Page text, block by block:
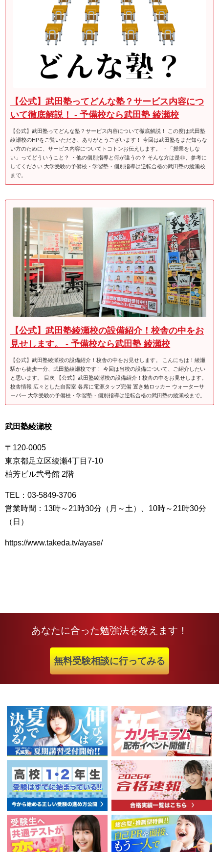
【公式】武田塾ってどんな塾？サービス内容につ
いて徹底解説！ - 予備校なら武田塾 綾瀬校
【公式】武田塾ってどんな塾？サービス内容について徹底解説！ この度は武田塾
綾瀬校のHPをご覧いただき、ありがとうございます！ 今回は武田塾をまだ知らな
い方のために、サービス内容についてトコトンお伝えします。 ・「授業をしな
い」ってどういうこと？ ・他の個別指導と何が違うの？ そんな方は是非、参考に
してください 大学受験の予備校・学習塾・個別指導は逆転合格の武田塾の綾瀬校
まで。
【公式】武田塾綾瀬校の設備紹介！校舎の中をお
見せします。 - 予備校なら武田塾 綾瀬校
【公式】武田塾綾瀬校の設備紹介！校舎の中をお見せします。 こんにちは！綾瀬
駅から徒歩一分、武田塾綾瀬校です！ 今回は当校の設備について、ご紹介したい
と思います。 目次 【公式】武田塾綾瀬校の設備紹介！校舎の中をお見せします。
校舎情報 広々とした自習室 各席に電源タップ完備 置き勉ロッカー ウォーターサ
ーバー 大学受験の予備校・学習塾・個別指導は逆転合格の武田塾の綾瀬校まで。
武田塾綾瀬校
〒120-0005
東京都足立区綾瀬4丁目7-10
柏芳ビル弐号館 2階
TEL：03-5849-3706
営業時間：13時～21時30分（月～土）、10時～21時30分
（日）
https://www.takeda.tv/ayase/
あなたに合った勉強法を教えます！
無料受験相談に行ってみる